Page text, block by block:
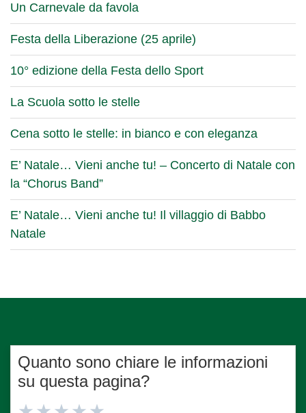
Un Carnevale da favola
Festa della Liberazione (25 aprile)
10° edizione della Festa dello Sport
La Scuola sotto le stelle
Cena sotto le stelle: in bianco e con eleganza
E’ Natale… Vieni anche tu! – Concerto di Natale con
la “Chorus Band”
E’ Natale… Vieni anche tu! Il villaggio di Babbo
Natale
Quanto sono chiare le informazioni
su questa pagina?